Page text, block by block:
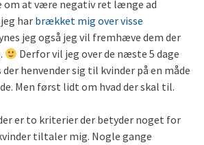
om at være negativ ret længe ad
har brækket mig over visse
jeg også jeg vil fremhæve dem der
Derfor vil jeg over de næste 5 dage
henvender sig til kvinder på en måde
Men først lidt om hvad der skal til.
er to kriterier der betyder noget for
tiltaler mig. Nogle gange